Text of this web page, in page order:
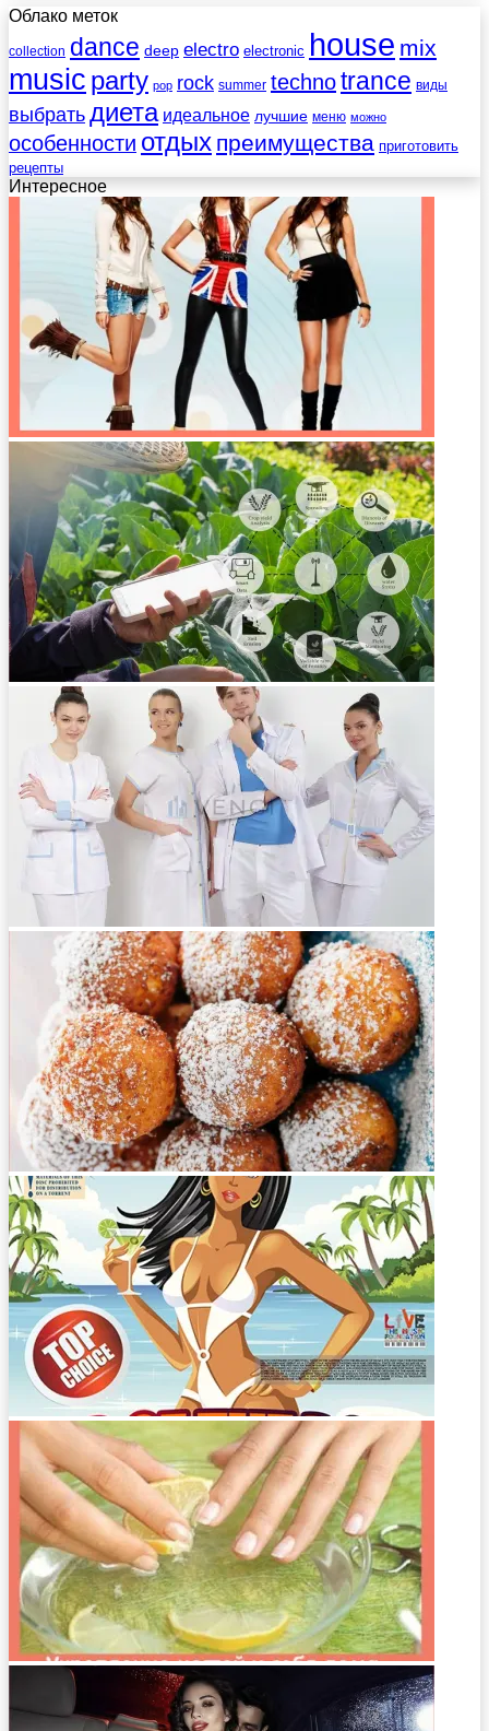
Облако меток
collection dance deep electro electronic house mix
music party pop rock summer technotrance виды
выбратьдиета идеальное лучшие меню можно
особенности отдых преимущества приготовить
рецепты
Интересное